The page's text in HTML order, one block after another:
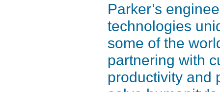
Parker’s
technologies
some of the
partnering with
productivity and